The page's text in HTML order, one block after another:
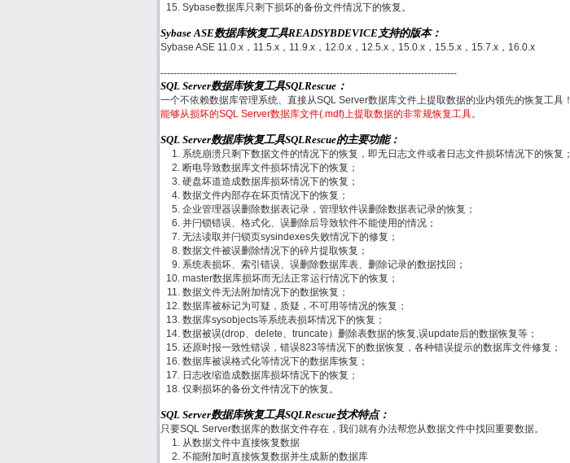
Sybase数据库只剩下损坏的备份文件情况下的恢复。
Sybase ASE数据库恢复工具READSYBDEVICE支持的版本：
Sybase ASE 11.0.x，11.5.x，11.9.x，12.0.x，12.5.x，15.0.x，15.5.x，15.7.x，16.0.x
-------------------------------------------------------------------------------------------
SQL Server数据库恢复工具SQLRescue：
一个不依赖数据库管理系统、直接从SQL Server数据库文件上提取数据的业内领先的恢复工具！
能够从损坏的SQL Server数据库文件(.mdf)上提取数据的非常规恢复工具。
SQL Server数据库恢复工具SQLRescue的主要功能：
系统崩溃只剩下数据文件的情况下的恢复，即无日志文件或者日志文件损坏情况下的恢复；
断电导致数据库文件损坏情况下的恢复；
硬盘坏道造成数据库损坏情况下的恢复；
数据文件内部存在坏页情况下的恢复；
企业管理器误删除数据表记录，管理软件误删除数据表记录的恢复；
并闩锁错误、格式化、误删除后导致软件不能使用的情况；
无法读取并闩锁页sysindexes失败情况下的修复；
数据文件被误删除情况下的碎片提取恢复；
系统表损坏、索引错误、误删除数据库表、删除记录的数据找回；
master数据库损坏而无法正常运行情况下的恢复；
数据文件无法附加情况下的数据恢复；
数据库被标记为可疑，质疑，不可用等情况的恢复；
数据库sysobjects等系统表损坏情况下的恢复；
数据被误(drop、delete、truncate）删除表数据的恢复,误update后的数据恢复等；
还原时报一致性错误，错误823等情况下的数据恢复，各种错误提示的数据库文件修复；
数据库被误格式化等情况下的数据库恢复；
日志收缩造成数据库损坏情况下的恢复；
仅剩损坏的备份文件情况下的恢复。
SQL Server数据库恢复工具SQLRescue技术特点：
只要SQL Server数据库的数据文件存在，我们就有办法帮您从数据文件中找回重要数据。
从数据文件中直接恢复数据
不能附加时直接恢复数据并生成新的数据库